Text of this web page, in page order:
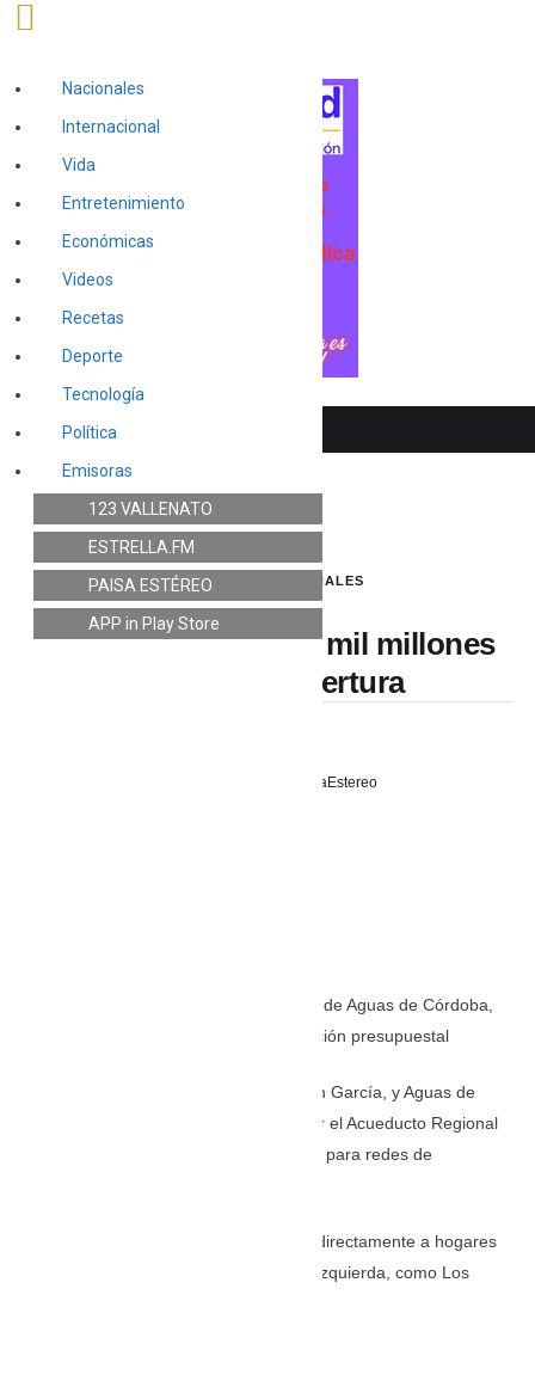
LO ÚLTIMO NACIONALES
Montería adicionó 5 mil millones
para más cobertura
PaisaEstereo
El alcalde Hugo Kerguelén y el gerente de Aguas de Córdoba,
Maren Jabib Janna, concretaron la adición presupuestal
El alcalde de Montería, Hugo Kerguelén García, y Aguas de
Córdoba se comprometieron a impulsar el Acueducto Regional
Costanero, adicionando $5 mil millones para redes de
La iniciativa busca llevar agua potable directamente a hogares
en comunidades rurales de la margen izquierda, como Los
Nacionales
Internacional
Vida
Entretenimiento
Económicas
Videos
Recetas
Deporte
Tecnología
Política
Emisoras
123 VALLENATO
ESTRELLA.FM
PAISA ESTÉREO
APP in Play Store